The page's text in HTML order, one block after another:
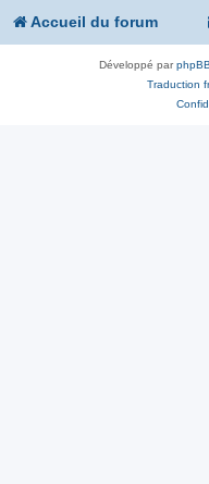
Accueil du forum
Développé parphpBB
Traduction